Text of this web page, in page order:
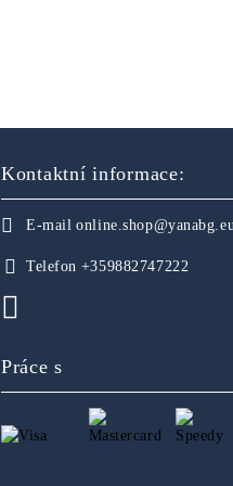
Kontaktní informace:
E-mail
Telefon +359882747222
Práce s